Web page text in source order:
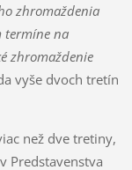
zhromaždenia
termíne na
zhromaždenie
vyše dvoch tretín
než dve tretiny,
Predstavenstva